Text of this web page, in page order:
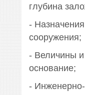
глубина
-
сооружения;
- Величины и
основание;
- Инженерно-